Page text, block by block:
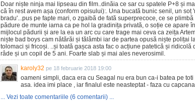
Doar niște ninja mai lipseau din film..dinăia ce sar cu spatele P+8 și
că în rest avem așa (conform opisului):. Una bucată bunic senil, un soț
bradu'...pus pe fapte mari, o zgaibă de fată superprecoce, ce se plimbă
pădure de munte iarna ca pe hol la gradinița privată, o soție ce apare în
mijlocul pădurii și are la ea un arc cu care trage mai ceva ca zeița
niște bad boys cam nătărăi și tălâmbi iar de partea opusă niște polițai
tolomaci și fricoși. ..și toată gașca asta fac o acțiune patetică și ridicolă
râde și un copil de 5 ani. Foarte slab și mai ales neverosimil.
karoly32 pe 18 februarie 2018 19:00
oameni simpli, daca era cu Seagal nu era bun ca-i batea pe
asa. idea imi place , iar finalul este neasteptat - faza cu
... Vezi toate comentariile (6 comentarii) ...